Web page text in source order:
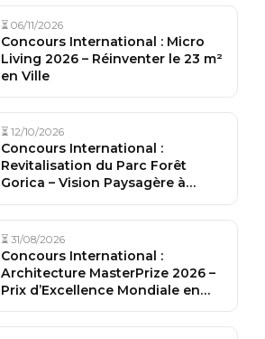
⏳ 06/11/2026
Concours International : Micro
Living 2026 – Réinventer le 23 m²
en Ville
⏳ 12/10/2026
Concours International :
Revitalisation du Parc Forêt
Gorica – Vision Paysagère à
⏳ 31/08/2026
Concours International :
Architecture MasterPrize 2026 –
Prix d’Excellence Mondiale en